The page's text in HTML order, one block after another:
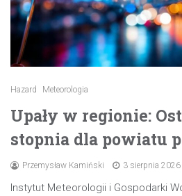
Hazard Meteorologia
Upały w regionie:
stopnia dla powiatu
Przemysław Kamiński 3 sierpnia 2026
Instytut Meteorologii i Gospodarki